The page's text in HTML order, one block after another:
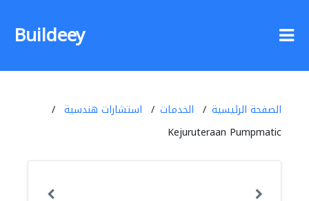
Buildeey
الصفحة الرئيسية الخدمات
استشارات هندسية
Kejuruteraan Pumpmatic